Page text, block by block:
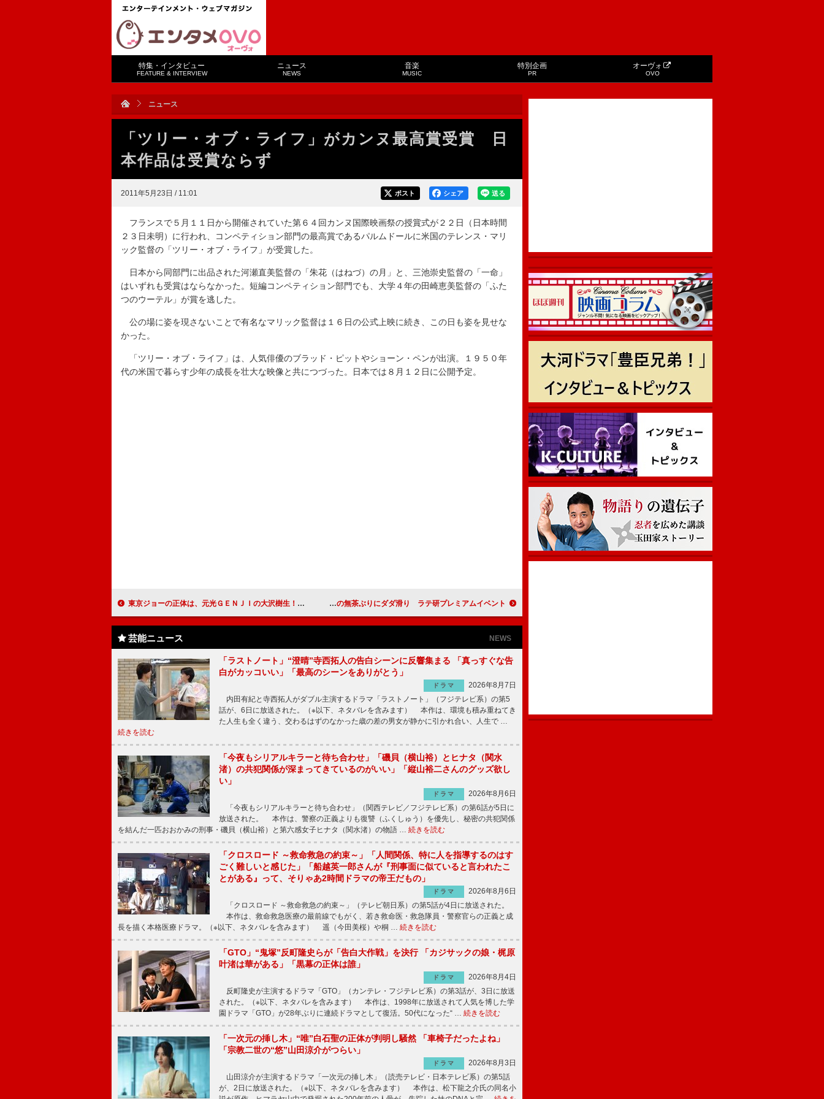
特集・インタビュー
FEATURE & INTERVIEW
ニュース
NEWS
音楽
MUSIC
特別企画
PR
オーヴォ
OVO
ニュース
「ツリー・オブ・ライフ」がカンヌ最高賞受賞 日
本作品は受賞ならず
2011年5月23日 / 11:01 送る
シェア
ポスト
フランスで５月１１日から開催されていた第６４回カンヌ国際映画祭の授賞式が２２日（日本時間
２３日未明）に行われ、コンペティション部門の最高賞であるパルムドールに米国のテレンス・マリ
ック監督の「ツリー・オブ・ライフ」が受賞した。
日本から同部門に出品された河瀬直美監督の「朱花（はねづ）の月」と、三池崇史監督の「一命」
はいずれも受賞はならなかった。短編コンペティション部門でも、大学４年の田崎恵美監督の「ふた
つのウーテル」が賞を逃した。
公の場に姿を現さないことで有名なマリック監督は１６日の公式上映に続き、この日も姿を見せな
かった。
「ツリー・オブ・ライフ」は、人気俳優のブラッド・ピットやショーン・ペンが出演。１９５０年
代の米国で暮らす少年の成長を壮大な映像と共につづった。日本では８月１２日に公開予定。
東京ジョーの正体は、元光ＧＥＮＪＩの大沢樹生！ 「“ガキの戯言”で落とし前を付けたい」 Ｄ☆ＤＡＴＥ荒木が五十嵐の無茶ぶりにダダ滑り ラテ研プレミアムイベント
芸能ニュース NEWS
「ラストノート」“澄晴”寺西拓人の告白シーンに反響集まる 「真っすぐな告
白がカッコいい」「最高のシーンをありがとう」
ドラマ
2026年8月7日
内田有紀と寺西拓人がダブル主演するドラマ「ラストノート」（フジテレビ系）の第5
話が、6日に放送された。（※以下、ネタバレを含みます） 本作は、環境も積み重ねてき
た人生も全く違う、交わるはずのなかった歳の差の男女が静かに引かれ合い、人生で …
続きを読む
「今夜もシリアルキラーと待ち合わせ」「磯貝（横山裕）とヒナタ（関水
渚）の共犯関係が深まってきているのがいい」「縦山裕二さんのグッズ欲し
い」
ドラマ
2026年8月6日
「今夜もシリアルキラーと待ち合わせ」（関西テレビ／フジテレビ系）の第6話が5日に
放送された。 本作は、警察の正義よりも復讐（ふくしゅう）を優先し、秘密の共犯関係
を結んだ一匹おおかみの刑事・磯貝（横山裕）と第六感女子ヒナタ（関水渚）の物語 … 続きを読む
「クロスロード ～救命救急の約束～」「人間関係、特に人を指導するのはす
ごく難しいと感じた」「船越英一郎さんが『刑事面に似ていると言われたこ
とがある』って、そりゃあ2時間ドラマの帝王だもの」
ドラマ
2026年8月6日
「クロスロード ～救命救急の約束～」（テレビ朝日系）の第5話が4日に放送された。
本作は、救命救急医療の最前線でもがく、若き救命医・救急隊員・警察官らの正義と成
長を描く本格医療ドラマ。（※以下、ネタバレを含みます） 遥（今田美桜）や桐 … 続きを読む
「GTO」“鬼塚”反町隆史らが「告白大作戦」を決行 「カジサックの娘・梶原
叶渚は華がある」「黒幕の正体は誰」
ドラマ
2026年8月4日
反町隆史が主演するドラマ「GTO」（カンテレ・フジテレビ系）の第3話が、3日に放送
された。（※以下、ネタバレを含みます） 本作は、1998年に放送されて人気を博した学
園ドラマ「GTO」が28年ぶりに連続ドラマとして復活。50代になった“ … 続きを読む
「一次元の挿し木」“唯”白石聖の正体が判明し騒然 「車椅子だったよね」
「宗教二世の“悠”山田涼介がつらい」
ドラマ
2026年8月3日
山田涼介が主演するドラマ「一次元の挿し木」（読売テレビ・日本テレビ系）の第5話
が、2日に放送された。（※以下、ネタバレを含みます） 本作は、松下龍之介氏の同名小